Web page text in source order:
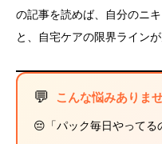
の記事を読めば、自分のニ
と、自宅ケアの限界ラインが
💬 こんな悩みありま
😔「パック毎日やってる